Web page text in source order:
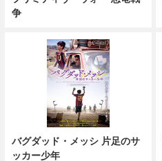
争
バグダッド・メッシ 片足のサ
ッカー少年